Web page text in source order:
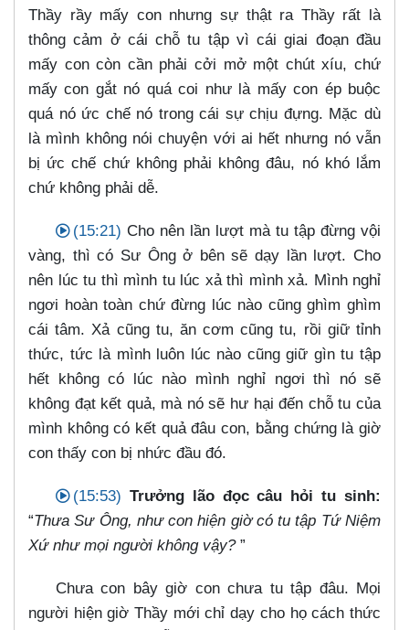
Thầy rầy mấy con nhưng sự thật ra Thầy rất là
thông cảm ở cái chỗ tu tập vì cái giai đoạn đầu
mấy con còn cần phải cởi mở một chút xíu, chứ
mấy con gắt nó quá coi như là mấy con ép buộc
quá nó ức chế nó trong cái sự chịu đựng. Mặc dù
là mình không nói chuyện với ai hết nhưng nó vẫn
bị ức chế chứ không phải không đâu, nó khó lắm
chứ không phải dễ.
(15:21) Cho nên lần lượt mà tu tập đừng vội
vàng, thì có Sư Ông ở bên sẽ dạy lần lượt. Cho
nên lúc tu thì mình tu lúc xả thì mình xả. Mình nghỉ
ngơi hoàn toàn chứ đừng lúc nào cũng ghìm ghìm
cái tâm. Xả cũng tu, ăn cơm cũng tu, rồi giữ tỉnh
thức, tức là mình luôn lúc nào cũng giữ gìn tu tập
hết không có lúc nào mình nghỉ ngơi thì nó sẽ
không đạt kết quả, mà nó sẽ hư hại đến chỗ tu của
mình không có kết quả đâu con, bằng chứng là giờ
con thấy con bị nhức đầu đó.
(15:53) Trưởng lão đọc câu hỏi tu sinh:
“Thưa Sư Ông, như con hiện giờ có tu tập Tứ Niệm
Xứ như mọi người không vậy?”
Chưa con bây giờ con chưa tu tập đâu. Mọi
người hiện giờ Thầy mới chỉ dạy cho họ cách thức